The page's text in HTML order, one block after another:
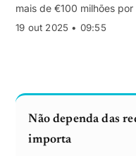
mais de €100 milhões
global cruzando futebol e
19 out 2025 • 09:55
Não dependa das
importa